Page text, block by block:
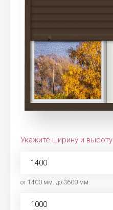
Укажите ширину и высоту
от 1400 мм. до 3600 мм.